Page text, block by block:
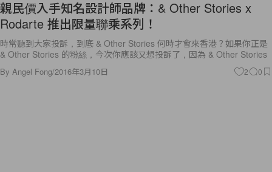
親民價入手知名設計師品牌：& Other Stories x
Rodarte 推出限量聯乘系列！
時常聽到大家投訴，到底 & Other Stories 何時才會來香港？如果你正是
& Other Stories 的粉絲，今次你應該又想投訴了，因為 & Other Stories
By Angel Fong/2016年3月10日 2 0